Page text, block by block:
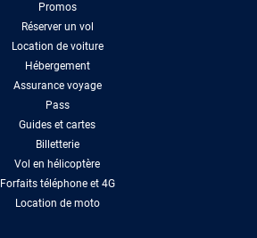
Promos
Réserver un vol
Location de voiture
Hébergement
Assurance voyage
Pass
Guides et cartes
Billetterie
Vol en hélicoptère
Forfaits téléphone et 4G
Location de moto